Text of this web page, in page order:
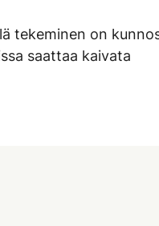
tekeminen on
saattaa kaivata